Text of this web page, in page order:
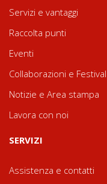
Servizi e vantaggi
Raccolta punti
Eventi
Collaborazioni e Festival
Notizie e Area stampa
Lavora con noi
SERVIZI
Assistenza e contatti